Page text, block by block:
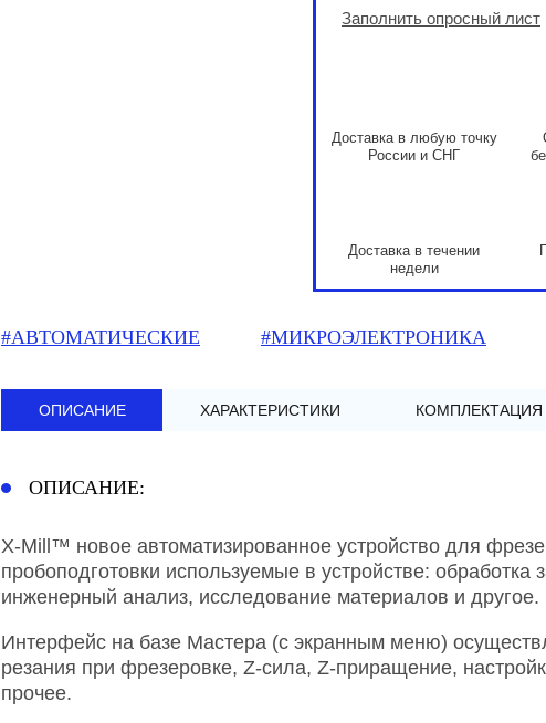
Заполнить опросный лист
Доставка в любую точку
России и СНГ
Доставка в течении
недели
#АВТОМАТИЧЕСКИЕ #МИКРОЭЛЕКТРОНИКА
ОПИСАНИЕ ХАРАКТЕРИСТИКИ КОМПЛЕКТАЦИЯ
ОПИСАНИЕ:
X-Mill™ новое автоматизированное устройство для
пробоподготовки используемые в устройстве:
инженерный анализ, исследование материалов и другое.
Интерфейс на базе Мастера (с экранным меню)
резания при фрезеровке, Z-сила, Z-приращение,
прочее.